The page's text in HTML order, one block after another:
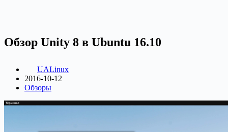
Обзор Unity 8 в Ubuntu 16.10
UALinux
2016-10-12
Обзоры